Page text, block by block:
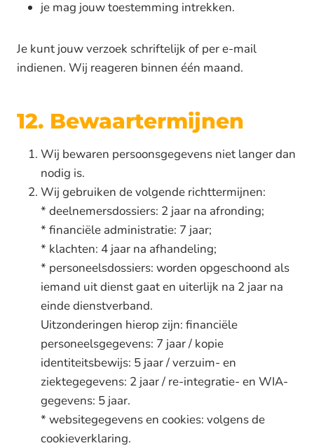
je mag jouw toestemming intrekken.
Je kunt jouw verzoek schriftelijk of per e-mail
indienen. Wij reageren binnen één maand.
12. Bewaartermijnen
Wij bewaren persoonsgegevens niet langer dan
nodig is.
Wij gebruiken de volgende richttermijnen:
* deelnemersdossiers: 2 jaar na afronding;
* financiële administratie: 7 jaar;
* klachten: 4 jaar na afhandeling;
* personeelsdossiers: worden opgeschoond als
iemand uit dienst gaat en uiterlijk na 2 jaar na
einde dienstverband.
Uitzonderingen hierop zijn: financiële
personeelsgegevens: 7 jaar / kopie
identiteitsbewijs: 5 jaar / verzuim- en
ziektegegevens: 2 jaar / re-integratie- en WIA-
gegevens: 5 jaar.
* websitegegevens en cookies: volgens de
cookieverklaring.